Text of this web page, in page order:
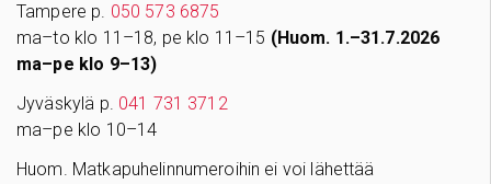
Tampere p. 050 573 6875
ma–to klo 11–18, pe klo 11–15 (Huom. 1.–31.7.2026
ma–pe klo 9–13)
Jyväskylä p. 041 731 3712
ma–pe klo 10–14
Huom. Matkapuhelinnumeroihin ei voi lähettää